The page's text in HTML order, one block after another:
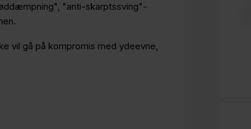
"anti-skarptssving"-
vil gå på kompromis med ydeevne,